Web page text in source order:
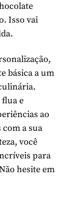
Isso vai
básica a um
e
ao
a sua
você
para
hesite em